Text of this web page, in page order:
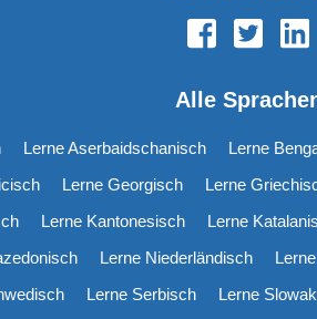
Alle
Lerne Aserbaidschanisch Lerne
Lerne Georgisch Lerne
Lerne Kantonesisch Lerne
Lerne Niederländisch
Lerne Serbisch Lerne